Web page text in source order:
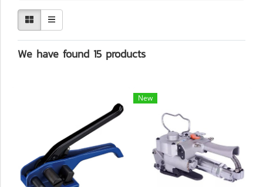
We have found 15 products
New